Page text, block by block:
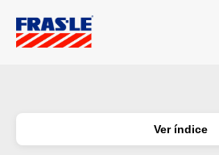
Ver índice